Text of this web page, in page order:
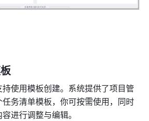
使用模板创建。系统提供了项目管
务清单模板，你可按需使用，同时
进行调整与编辑。